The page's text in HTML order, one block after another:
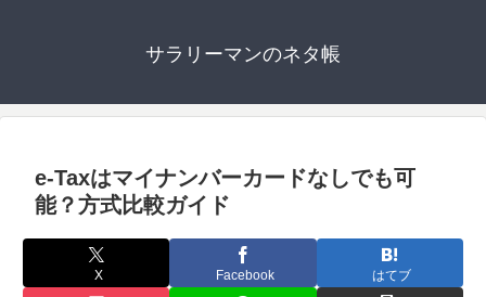
サラリーマンのネタ帳
e-Taxはマイナンバーカードなしでも可
能？方式比較ガイド
X Facebook はてブ